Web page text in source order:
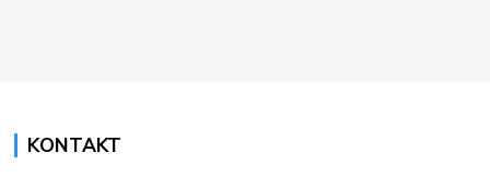
KONTAKT